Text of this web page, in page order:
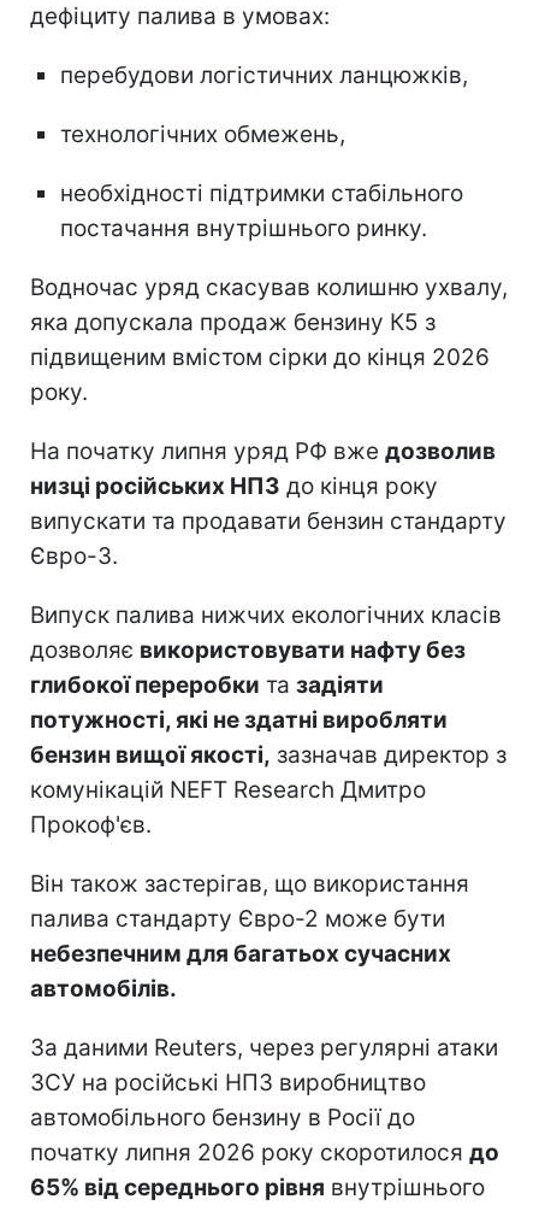
дефіциту палива в умовах:
перебудови логістичних ланцюжків,
технологічних обмежень,
необхідності підтримки стабільного
постачання внутрішнього ринку.
Водночас уряд скасував колишню ухвалу,
яка допускала продаж бензину К5 з
підвищеним вмістом сірки до кінця 2026
року.
На початку липня уряд РФ вже дозволив
низці російських НПЗ до кінця року
випускати та продавати бензин стандарту
Євро-3.
Випуск палива нижчих екологічних класів
дозволяє використовувати нафту без
глибокої переробки та задіяти
потужності, які не здатні виробляти
бензин вищої якості, зазначав директор з
комунікацій NEFT Research Дмитро
Прокоф'єв.
Він також застерігав, що використання
палива стандарту Євро-2 може бути
небезпечним для багатьох сучасних
автомобілів.
За даними Reuters, через регулярні атаки
ЗСУ на російські НПЗ виробництво
автомобільного бензину в Росії до
початку липня 2026 року скоротилося до
65% від середнього рівня внутрішнього